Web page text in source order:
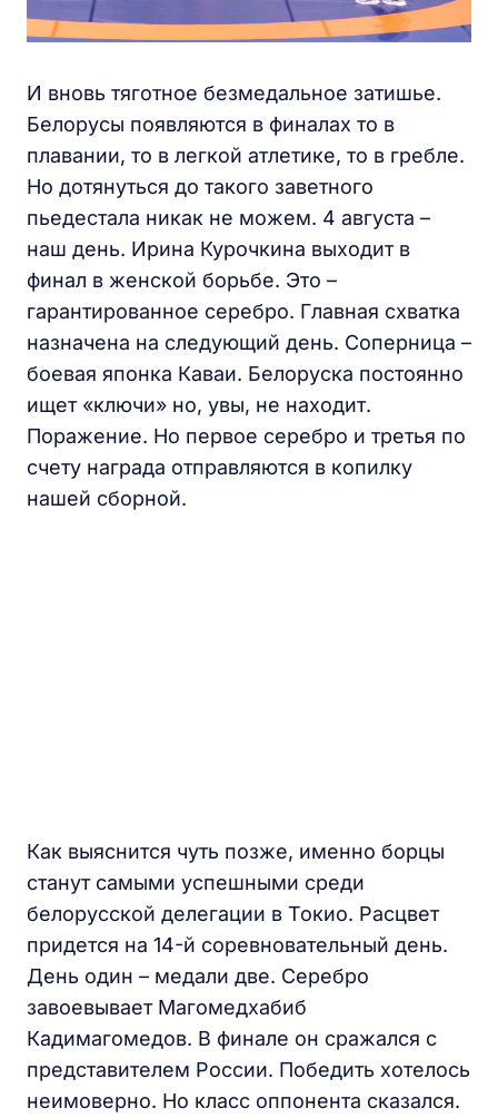
И вновь тяготное безмедальное затишье.
Белорусы появляются в финалах то в
плавании, то в легкой атлетике, то в гребле.
Но дотянуться до такого заветного
пьедестала никак не можем. 4 августа –
наш день. Ирина Курочкина выходит в
финал в женской борьбе. Это –
гарантированное серебро. Главная схватка
назначена на следующий день. Соперница –
боевая японка Каваи. Белоруска постоянно
ищет «ключи» но, увы, не находит.
Поражение. Но первое серебро и третья по
счету награда отправляются в копилку
нашей сборной.
Как выяснится чуть позже, именно борцы
станут самыми успешными среди
белорусской делегации в Токио. Расцвет
придется на 14-й соревновательный день.
День один – медали две. Серебро
завоевывает Магомедхабиб
Кадимагомедов. В финале он сражался с
представителем России. Победить хотелось
неимоверно. Но класс оппонента сказался.